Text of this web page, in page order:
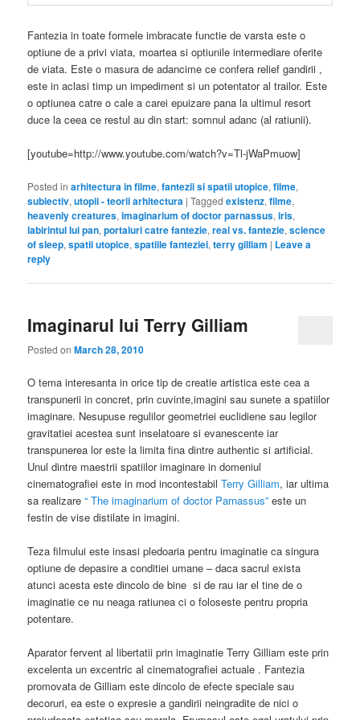
subiectiv,utopii - teorii arhitectura|Taggedexistenz,filme,
labirintul lui pan,portaluri catre fantezie,real vs. fantezie,science
of sleep ,spatii utopice, spatiile fanteziei,terry gilliam|Leave a
reply
Imaginarul lui Terry Gilliam
Posted onMarch 28, 2010
O tema interesanta in orice tip de creatie artistica este cea a
transpunerii in concret, prin cuvinte,imagini sau sunete a spatiilor
imaginare. Nesupuse regulilor geometriei euclidiene sau legilor
gravitatiei acestea sunt inselatoare si evanescente iar
transpunerea lor este la limita fina dintre authentic si artificial.
cinematografiei este in mod incontestabilTerry Gilliam, iar ultima
festin de vise distilate in imagini.
Teza filmului este insasi pledoaria pentru imaginatie ca singura
atunci acesta este dincolo de bine si de rau iar el tine de o
imaginatie ce nu neaga ratiunea ci o foloseste pentru propria
potentare.
Aparator fervent al libertatii prin imaginatie Terry Gilliam este prin
excelenta un excentric al cinematografiei actuale . Fantezia
promovata de Gilliam este dincolo de efecte speciale sau
decoruri, ea este o expresie a gandirii neingradite de nici o
prejudecata estetica sau morala. Frumosul este egal uratului prin
Premisa de la care porneste Gilliam este una poetica – lumea
exista prin povesti iar atata timp cat ele vor continua a fi spuse,
lumea va continua sa existe. Povestile au multe forme de a se
intrupa , poti spune povesti atata timp cat mintea stie sa
si imaginatie “oglinda” n-are profunzime continuand sa reflecte
doar o imagine geometric determinata, o arhitectura sterila fara
suflet.